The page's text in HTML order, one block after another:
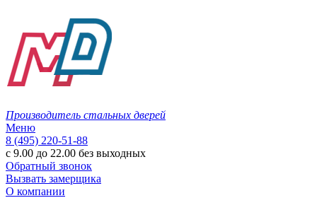
Производитель стальных дверей
Меню
8 (495) 220-51-88
с 9.00 до 22.00 без выходных
Обратный звонок
Вызвать замерщика
О компании